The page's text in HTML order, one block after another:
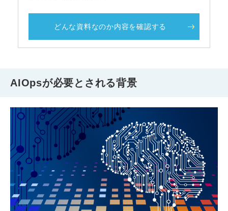
どんな資料なのか内容を確認する
AIOpsが必要とされる背景